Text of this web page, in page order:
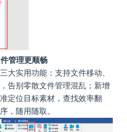
管理更顺畅
大实用功能：支持文件移动、
告别零散文件管理混乱；新增
定位目标素材，查找效率翻
，随用随取。